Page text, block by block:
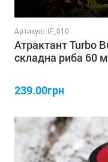
Артикул: IF_010
Атрактант Turbo
складна риба 60
239.00грн